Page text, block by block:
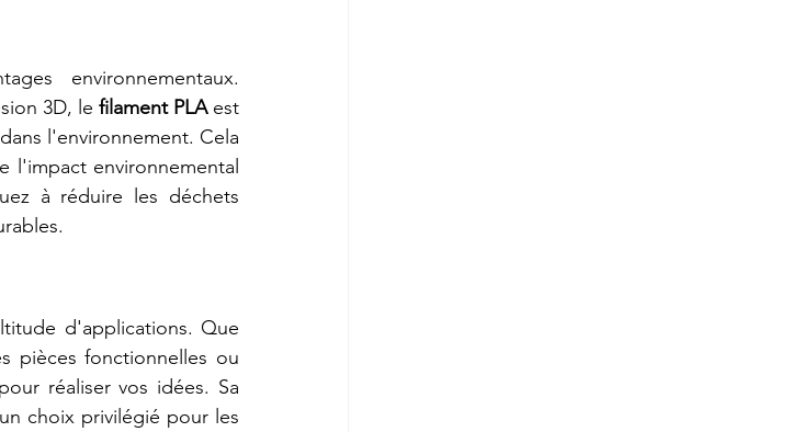
environnementaux.
3D, le filament PLA est
l'environnement. Cela
l'impact environnemental
à réduire les déchets
d'applications. Que
pièces fonctionnelles ou
réaliser vos idées. Sa
choix privilégié pour les